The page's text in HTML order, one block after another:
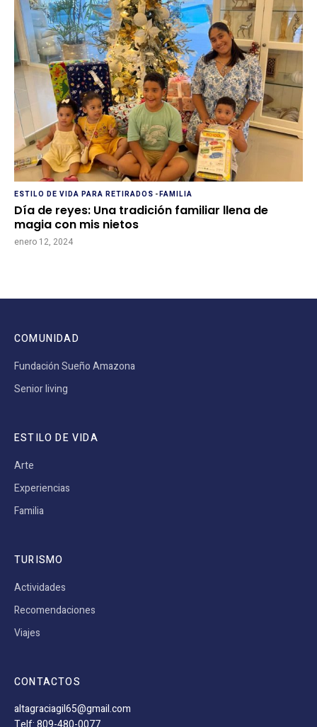
ESTILO DE VIDA PARA RETIRADOS -FAMILIA
Día de reyes: Una tradición familiar llena de
magia con mis nietos
enero 12, 2024
COMUNIDAD
Fundación Sueño Amazona
Senior living
ESTILO DE VIDA
Arte
Experiencias
Familia
TURISMO
Actividades
Recomendaciones
Viajes
CONTACTOS
altagraciagil65@gmail.com